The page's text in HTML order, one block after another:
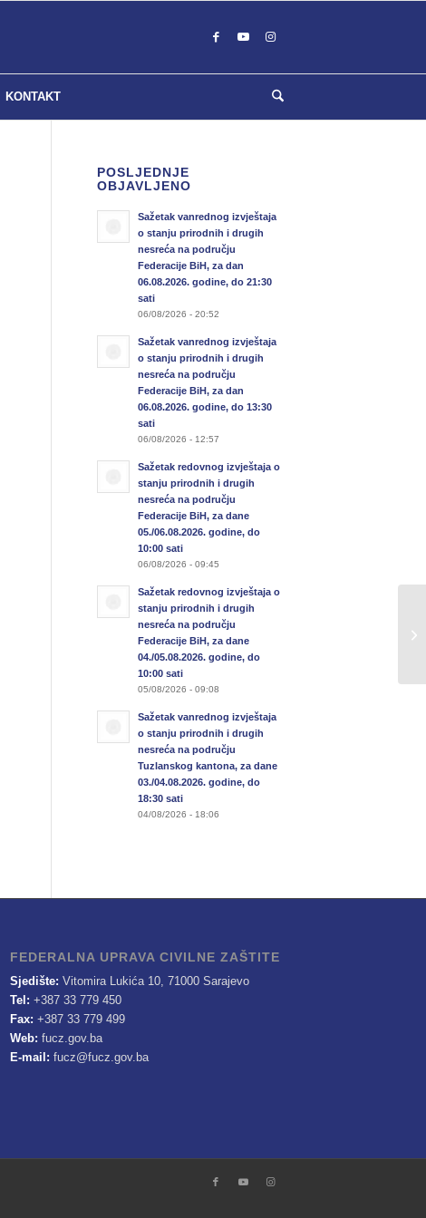
KONTAKT
POSLJEDNJE
OBJAVLJENO
Sažetak vanrednog izvještaja
o stanju prirodnih i drugih
nesreća na području
Federacije BiH, za dan
06.08.2026. godine, do 21:30
sati
06/08/2026 - 20:52
Sažetak vanrednog izvještaja
o stanju prirodnih i drugih
nesreća na području
Federacije BiH, za dan
06.08.2026. godine, do 13:30
sati
06/08/2026 - 12:57
Sažetak redovnog izvještaja o
stanju prirodnih i drugih
nesreća na području
Federacije BiH, za dane
05./06.08.2026. godine, do
10:00 sati
06/08/2026 - 09:45
Sažetak redovnog izvještaja o
stanju prirodnih i drugih
nesreća na području
Federacije BiH, za dane
04./05.08.2026. godine, do
10:00 sati
05/08/2026 - 09:08
Sažetak vanrednog izvještaja
o stanju prirodnih i drugih
nesreća na području
Tuzlanskog kantona, za dane
03./04.08.2026. godine, do
18:30 sati
04/08/2026 - 18:06
FEDERALNA UPRAVA CIVILNE ZAŠTITE
Sjedište: Vitomira Lukića 10, 71000 Sarajevo
Tel: +387 33 779 450
Fax: +387 33 779 499
Web: fucz.gov.ba
E-mail: fucz@fucz.gov.ba
u